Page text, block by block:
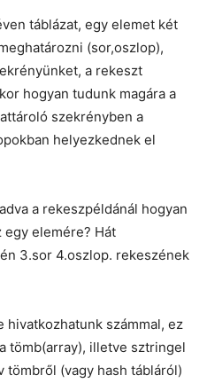
táblázat, egy elemet két
(sor,oszlop),
a rekeszt
hogyan tudunk magára a
szekrényben a
helyezkednek el
a rekeszpéldánál hogyan
egy elemére? Hát
3.sor 4.oszlop. rekeszének
hivatkozhatunk számmal, ez
tömb(array), illetve sztringel
(vagy hash tábláról)